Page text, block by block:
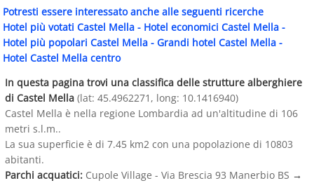
Potresti essere interessato anche alle seguenti ricerche
Hotel più votati Castel Mella - Hotel economici Castel Mella -
Hotel più popolari Castel Mella - Grandi hotel Castel Mella -
Hotel Castel Mella centro
In questa pagina trovi una classifica delle strutture alberghiere
di Castel Mella (lat: 45.4962271, long: 10.1416940)
Castel Mella è nella regione Lombardia ad un'altitudine di 106
metri s.l.m..
La sua superficie è di 7.45 km2 con una popolazione di 10803
abitanti.
Parchi acquatici: Cupole Village - Via Brescia 93 Manerbio BS →